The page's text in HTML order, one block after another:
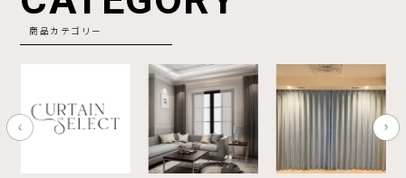
商品カテゴリー